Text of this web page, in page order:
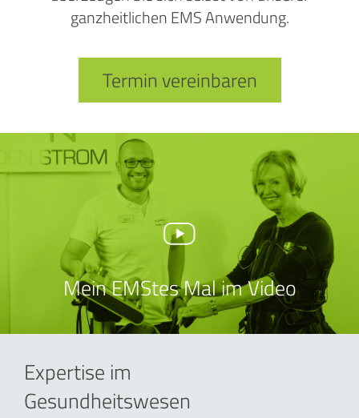
ganzheitlichen EMS Anwendung.
Termin vereinbaren
Mein EMStes Mal im Video
Expertise im
Gesundheitswesen